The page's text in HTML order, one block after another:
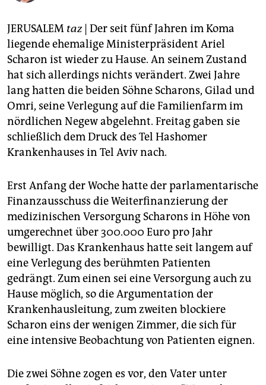
genossenschaft
epaper login
JERUSALEM taz| Der seit fünf Jahren im Koma
liegende ehemalige Ministerpräsident Ariel
Scharon ist wieder zu Hause. An seinem Zustand
hat sich allerdings nichts verändert. Zwei Jahre
lang hatten die beiden Söhne Scharons, Gilad und
Omri, seine Verlegung auf die Familienfarm im
nördlichen Negew abgelehnt. Freitag gaben sie
schließlich dem Druck des Tel Hashomer
Krankenhauses in Tel Aviv nach.
Erst Anfang der Woche hatte der parlamentarische
Finanzausschuss die Weiterfinanzierung der
medizinischen Versorgung Scharons in Höhe von
umgerechnet über 300.000 Euro pro Jahr
bewilligt. Das Krankenhaus hatte seit langem auf
eine Verlegung des berühmten Patienten
gedrängt. Zum einen sei eine Versorgung auch zu
Hause möglich, so die Argumentation der
Krankenhausleitung, zum zweiten blockiere
Scharon eins der wenigen Zimmer, die sich für
eine intensive Beobachtung von Patienten eignen.
Die zwei Söhne zogen es vor, den Vater unter